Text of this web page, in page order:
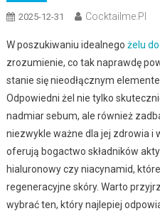
2025-12-31 Cocktailme.pl
W poszukiwaniu idealnego żelu
zrozumienie, co tak naprawdę
stanie się nieodłącznym
Odpowiedni żel nie tylko
nadmiar sebum, ale również
niezwykle ważne dla jej zdrowia i
oferują bogactwo składników
hialuronowy czy niacynamid,
regeneracyjne skóry. Warto
wybrać ten, który najlepiej